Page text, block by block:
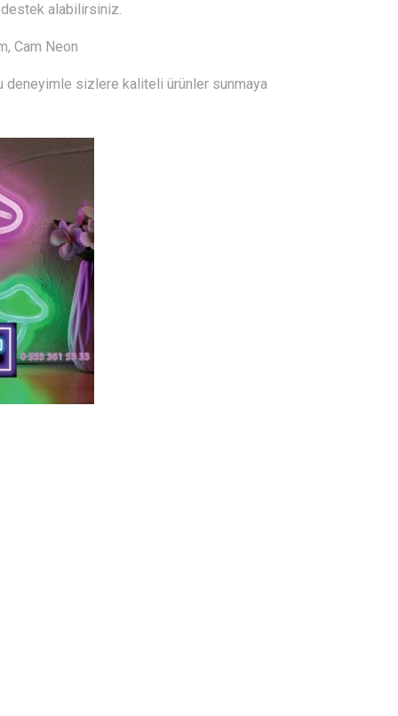
alabilirsiniz.
Cam Neon
deneyimle sizlere kaliteli ürünler sunmaya